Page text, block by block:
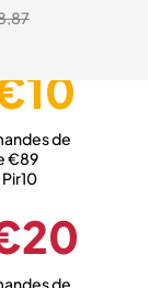
de
€89